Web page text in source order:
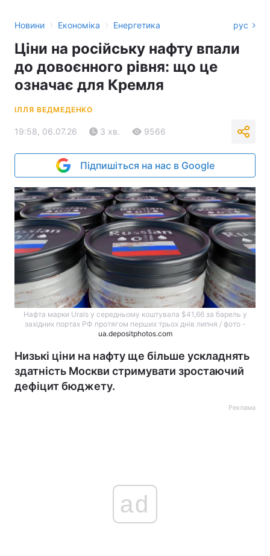
Новини › Економіка › Енергетика рус
Ціни на російську нафту впали
до довоєнного рівня: що це
означає для Кремля
ІЛЛЯ ВЕДМЕДЕНКО
19:58, 06.07.26 3 хв. 9566
Підпишіться на нас в Google
Нафта марки Urals у середньому коштувала $41,66 за барель у
західних портах РФ протягом перших трьох днів липня / фото -
ua.depositphotos.com
Низькі ціни на нафту ще більше ускладнять
здатність Москви стримувати зростаючий
дефіцит бюджету.
Реклама
ad